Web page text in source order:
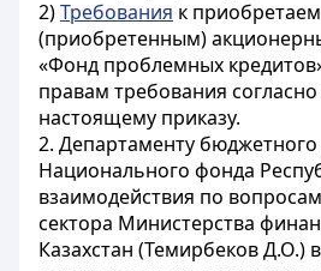
2)Требования к
(приобретенным)
«Фонд проблемных
правам требования
настоящему приказу.
2. Департаменту
Национального фонда
взаимодействия по
сектора Министерства
Казахстан (Темирбеков Д.О.)